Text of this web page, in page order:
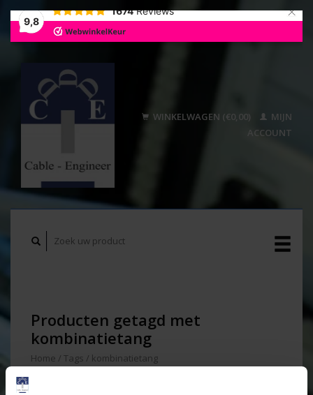
9,8
1674 Reviews ×
WINKELWAGEN (€0,00)
MIJN
ACCOUNT
Producten getagd met
kombinatietang
Home / Tags / kombinatietang